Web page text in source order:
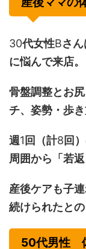
30代女性Bさ
に悩んで来店。
骨盤調整とお
チ、姿勢・歩き
週1 回（計8回
周囲から「若
産後ケアも子
続けられたとの
50代男性